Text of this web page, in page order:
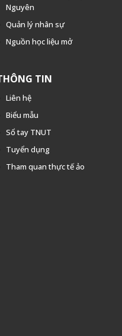
Nguyên
Quản lý nhân sự
Nguồn học liệu mở
TIN
Liên hệ
Biểu mẫu
Sổ tay TNUT
Tuyển dụng
Tham quan thực tế ảo